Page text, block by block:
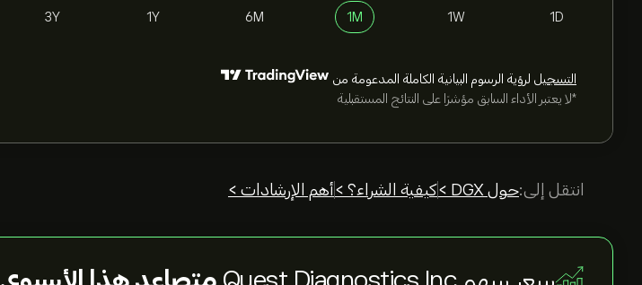
1D
1W
1M
6M
1Y
3Y
التسجيل لرؤية الرسوم البيانية الكاملة المدعومة من
*لا يعتبر الأداء السابق مؤشرًا على النتائج المستقبلية
انتقل إلى:حول DGX > كيفية الشراء؟ >أهم الإرشادات >